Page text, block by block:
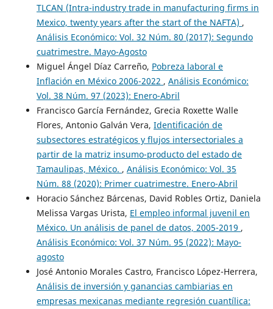
TLCAN (Intra-industry trade in manufacturing firms in
Mexico, twenty years after the start of the NAFTA) ,
Análisis Económico: Vol. 32 Núm. 80 (2017): Segundo
cuatrimestre. Mayo-Agosto
Miguel Ángel Díaz Carreño, Pobreza laboral e
Inflación en México 2006-2022 , Análisis Económico:
Vol. 38 Núm. 97 (2023): Enero-Abril
Francisco García Fernández, Grecia Roxette Walle
Flores, Antonio Galván Vera, Identificación de
subsectores estratégicos y flujos intersectoriales a
partir de la matriz insumo-producto del estado de
Tamaulipas, México. , Análisis Económico: Vol. 35
Núm. 88 (2020): Primer cuatrimestre. Enero-Abril
Horacio Sánchez Bárcenas, David Robles Ortiz, Daniela
Melissa Vargas Urista, El empleo informal juvenil en
México. Un análisis de panel de datos, 2005-2019 ,
Análisis Económico: Vol. 37 Núm. 95 (2022): Mayo-
agosto
José Antonio Morales Castro, Francisco López-Herrera,
Análisis de inversión y ganancias cambiarias en
empresas mexicanas mediante regresión cuantílica: